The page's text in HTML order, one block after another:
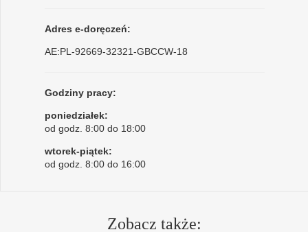
Adres e-doręczeń:
AE:PL-92669-32321-GBCCW-18
Godziny pracy:
poniedziałek:
od godz. 8:00 do 18:00
wtorek-piątek:
od godz. 8:00 do 16:00
Zobacz także: